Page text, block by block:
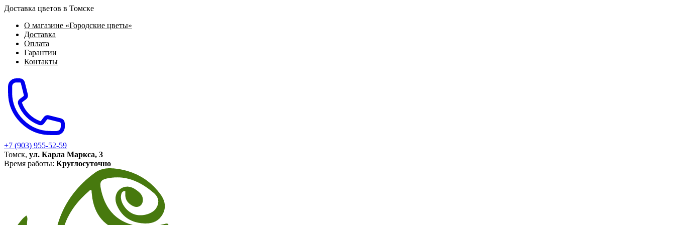
Доставка цветов в Томске
О магазине «Городские цветы»
Доставка
Оплата
Гарантии
Контакты
+7 (903) 955-52-59
Томск, ул. Карла Маркса, 3
Время работы: Круглосуточно